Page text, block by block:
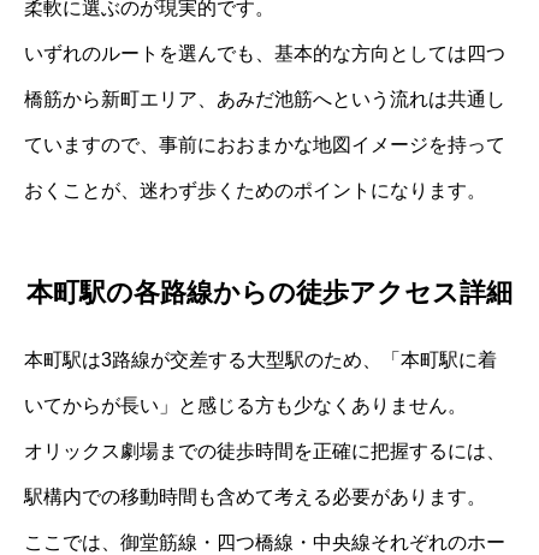
柔軟に選ぶのが現実的です。
いずれのルートを選んでも、基本的な方向としては四つ
橋筋から新町エリア、あみだ池筋へという流れは共通し
ていますので、事前におおまかな地図イメージを持って
おくことが、迷わず歩くためのポイントになります。
本町駅の各路線からの徒歩アクセス詳細
本町駅は3路線が交差する大型駅のため、「本町駅に着
いてからが長い」と感じる方も少なくありません。
オリックス劇場までの徒歩時間を正確に把握するには、
駅構内での移動時間も含めて考える必要があります。
ここでは、御堂筋線・四つ橋線・中央線それぞれのホー